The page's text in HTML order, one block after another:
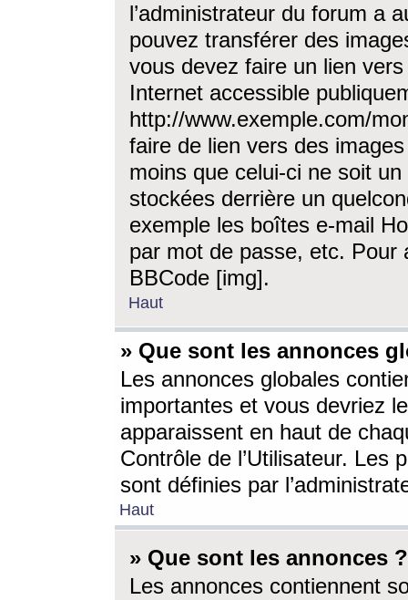
l’administrateur du forum a
pouvez transférer des
vous devez faire un lien
Internet accessible
http://www.exemple.com/
faire de lien vers des
moins que celui-ci ne soit
stockées derrière un
exemple les boîtes e-mail
par mot de passe, etc. Pour
BBCode [img].
Haut
» Que sont les annonces
Les annonces globales
importantes et vous devriez
apparaissent en haut de
Contrôle de l’Utilisateur. Les
sont définies par
Haut
» Que sont les annonces ?
Les annonces contiennent